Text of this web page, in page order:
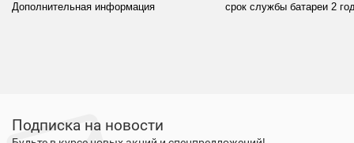
Дополнительная информация
срок службы батареи 2
Подписка на новости